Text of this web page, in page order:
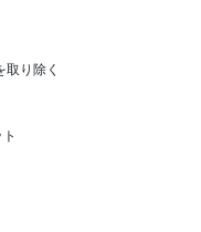
り除く